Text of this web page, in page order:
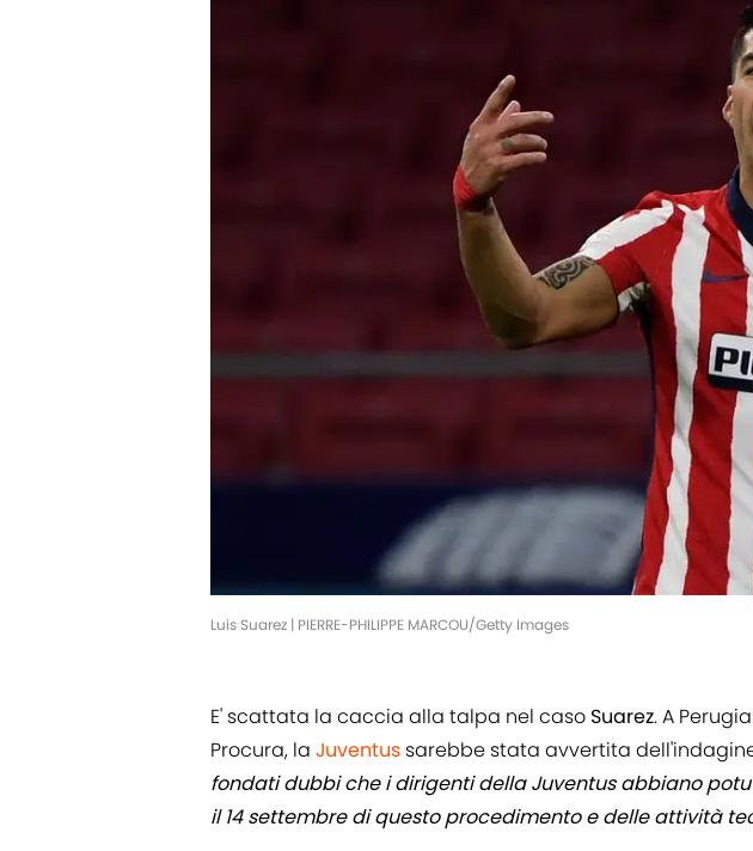
Luis Suarez | PIERRE-PHILIPPE MARCOU/Getty Images
E' scattata la caccia alla talpa nel caso Suarez. A
Procura, la Juventus sarebbe stata avvertita
fondati dubbi che i dirigenti della Juventus abbiano
il 14 settembre di questo procedimento e delle attività